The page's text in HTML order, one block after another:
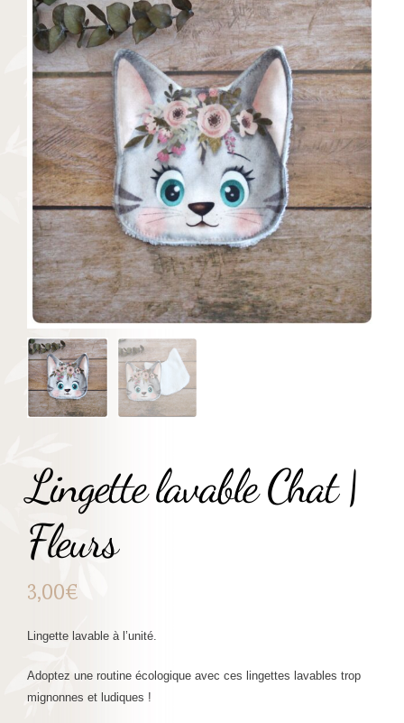
Lingette lavable Chat |
Fleurs
3,00€
Lingette lavable à l’unité.
Adoptez une routine écologique avec ces lingettes lavables trop
mignonnes et ludiques !